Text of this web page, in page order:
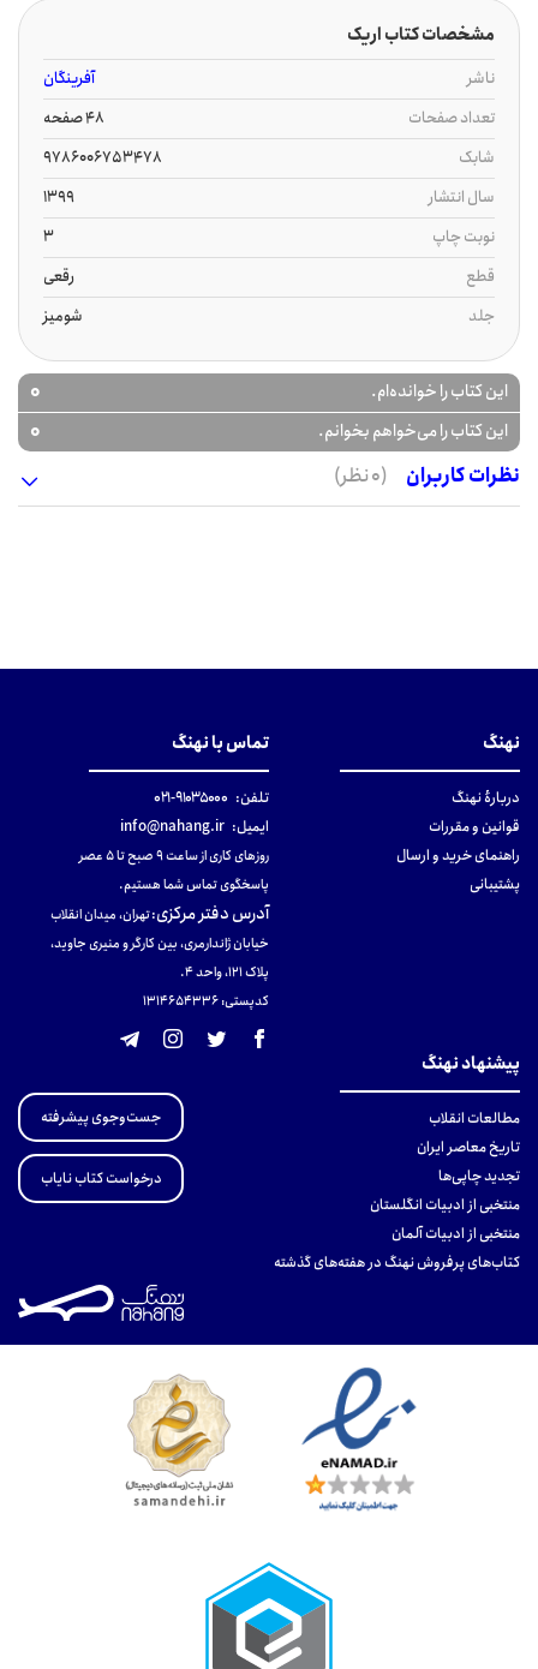
مشخصات کتاب اریک
ناشر
آفرینگان
تعداد صفحات
48 صفحه
شابک
9786006753478
سال انتشار
1399
نوبت چاپ
3
قطع
رقعی
جلد
شومیز
این کتاب را خوانده‌ام. 0
این کتاب را می‌خواهم بخوانم.
0
نظرات کاربران
(0 نظر)
نهنگ
دربارهٔ نهنگ
قوانین و مقررات
راهنمای خرید و ارسال
پشتیبانی
تماس با نهنگ
تلفن: ۹۱۰۳۵۰۰۰-۰۲۱
ایمیل: info@nahang.ir
روزهای کاری از ساعت ۹ صبح تا ۵ عصر
پاسخگوی تماس شما هستیم.
آدرس دفتر مرکزی:تهران، میدان انقلاب
خیابان ژاندارمری، بین کارگر و منیری جاوید،
پلاک 121، واحد ۴.
کدپستی: 131465433۶
پیشنهاد نهنگ
مطالعات انقلاب
تاریخ معاصر ایران
تجدید چاپی‌ها
منتخبی از ادبیات انگلستان
منتخبی از ادبیات آلمان
کتاب‌های پرفروش نهنگ در هفته‌های گذشته
جست‌وجوی پیشرفته
درخواست کتاب نایاب